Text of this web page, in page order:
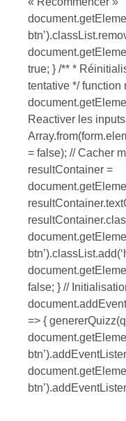
true; } /** *
tentative */ function
Reactiver les inputs
= false); // Cacher
resultContainer =
false; } //
=> {